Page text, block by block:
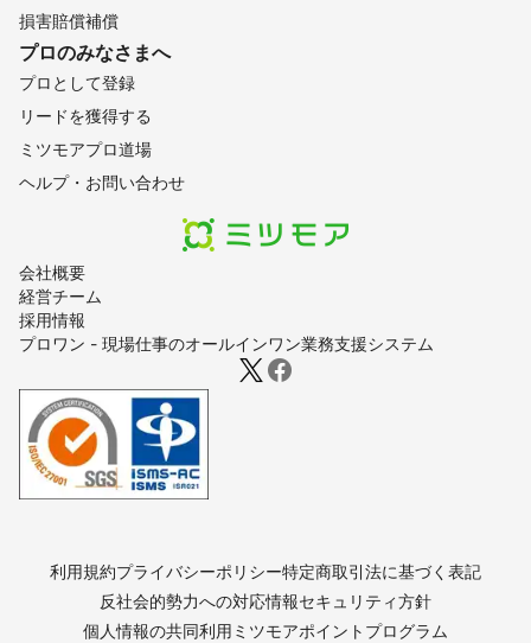
会社概要
経営チーム
採用情報
プロワン - 現場仕事のオールインワン業務支援システム
損害賠償補償
プロのみなさまへ
プロとして登録
リードを獲得する
ミツモアプロ道場
ヘルプ・お問い合わせ
利用規約プライバシーポリシー特定商取引法に基づく表記
反社会的勢力への対応情報セキュリティ方針
個人情報の共同利用 ミツモアポイントプログラム